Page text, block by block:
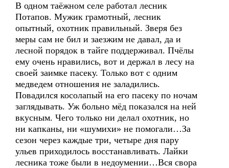
В одном таёжном селе работал лесник
Потапов. Мужик грамотный, лесник
опытный, охотник правильный. Зверя без
меры сам не бил и заезжим не давал, да и
лесной порядок в тайге поддерживал. Пчёлы
ему очень нравились, вот и держал в лесу на
своей заимке пасеку. Только вот с одним
медведем отношения не заладились.
Повадился косолапый на его пасеку по ночам
заглядывать. Уж больно мёд показался на ней
вкусным. Чего только ни делал охотник, но
ни капканы, ни «шумихи» не помогали…За
сезон через каждые три, четыре дня пару
ульев приходилось восстанавливать. Лайки
лесника тоже были в недоумении…Вся свора